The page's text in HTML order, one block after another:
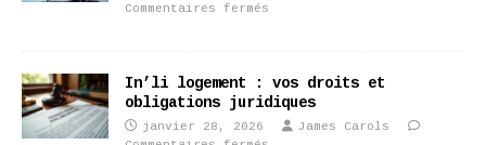
Commentaires fermés
In’li logement : vos droits et
obligations juridiques
janvier 28, 2026
James Carols